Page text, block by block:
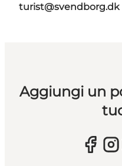
turist@svendborg.dk
Aggiungi un